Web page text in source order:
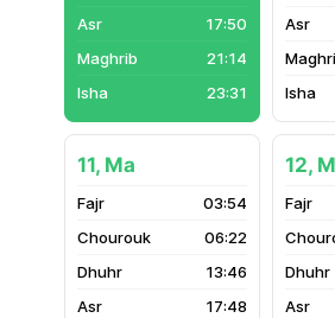
17:50
21:14
23:31
11, Ma
03:54
06:22
13:46
17:48
12,